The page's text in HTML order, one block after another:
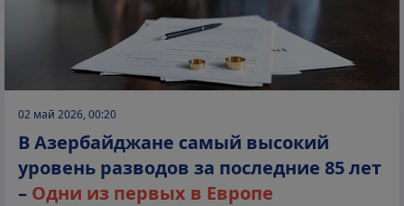
02 май 2026, 00:20
В Азербайджане самый высокий
уровень разводов за последние 85 лет
– Одни из первых в Европе